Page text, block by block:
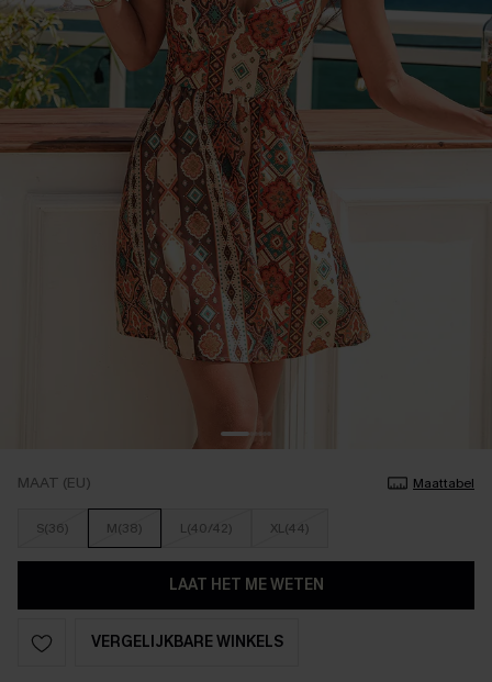
MAAT (EU) Maattabel
S(36) M(38) L(40/42) XL(44)
LAAT HET ME WETEN
VERGELIJKBARE WINKELS